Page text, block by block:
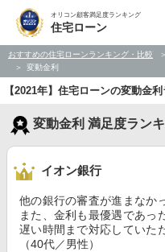
オリコン顧客満足度ランキング
住宅ローン
おすすめの住宅ローンランキング・比較
変動金利
【2021年】住宅ローンの変動金
変動金利 満足度ラン
イオン銀行
他の銀行の審査が進まなか
また、金利も最優遇であっ
遅い時間まで対応していた
（40代／男性）